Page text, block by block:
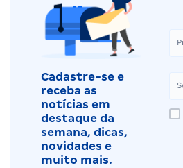
Cadastre-se e
receba as
notícias em
destaque da
semana, dicas,
novidades e
muito mais.